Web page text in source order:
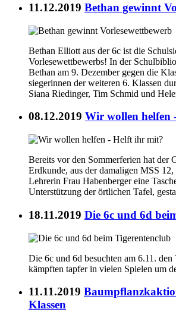
11.12.2019 Bethan gewinnt
Bethan Elliott aus der 6c ist die
Vorlesewettbewerbs! In der
Bethan am 9. Dezember gegen die
siegerinnen der weiteren 6. Klassen
Siana Riedinger, Tim Schmid und
08.12.2019 Wir wollen helfen
Bereits vor den Sommerferien hat der
Erdkunde, aus der damaligen MSS
Lehrerin Frau Habenberger eine
Unterstützung der örtlichen Tafel,
18.11.2019 Die 6c und 6d
Die 6c und 6d besuchten am 6.11. den
kämpften tapfer in vielen Spielen um
11.11.2019
Klassen